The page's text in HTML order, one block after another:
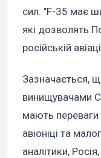
сил. "F-35 має
які дозволять
російській
Зазначається,
винищувачами
мають переваги
авіоніці та
аналітики,